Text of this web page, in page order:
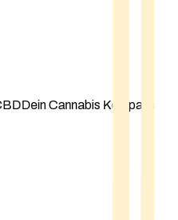
Dein Cannabis Kompass